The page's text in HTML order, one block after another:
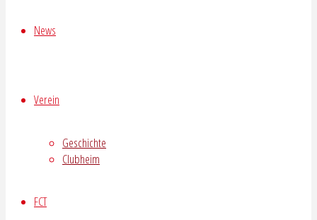
News
Verein
Geschichte
Clubheim
FCT